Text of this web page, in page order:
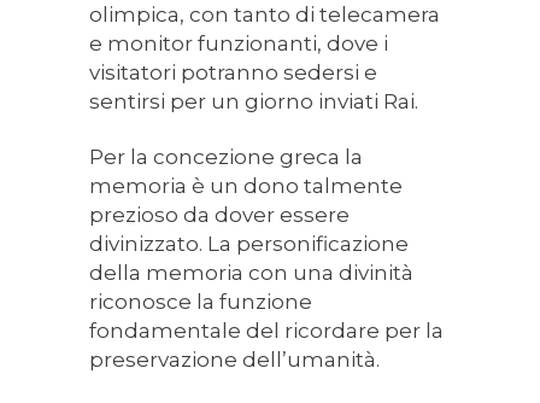
olimpica, con tanto di telecamera
e monitor funzionanti, dove i
visitatori potranno sedersi e
sentirsi per un giorno inviati Rai.
Per la concezione greca la
memoria è un dono talmente
prezioso da dover essere
divinizzato. La personificazione
della memoria con una divinità
riconosce la funzione
fondamentale del ricordare per la
preservazione dell’umanità.